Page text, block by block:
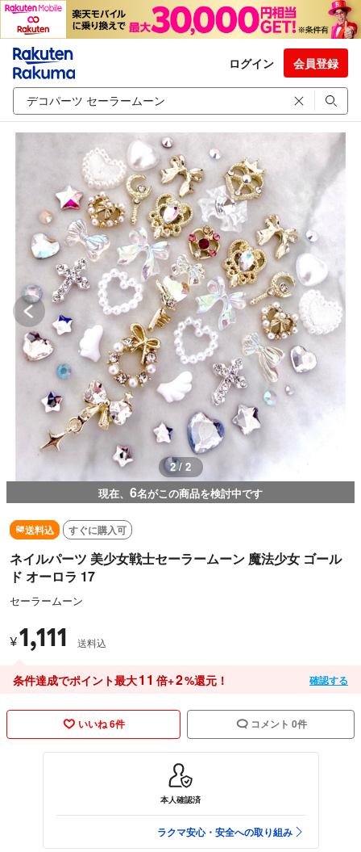
ログイン 会員登録
2 / 2
現在、 6名がこの商品を検討中です
送料込 すぐに購入可
ネイルパーツ 美少女戦士セーラームーン 魔法少女 ゴール
ド オーロラ 17
セーラームーン
¥1,111 送料込
条件達成でポイント最大11 倍+2%還元！ 確認する
いいね 6件 コメント 0件
本人確認済
ラクマ安心・安全への取り組み